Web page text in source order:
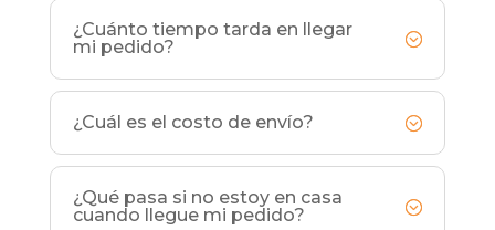
¿Cuánto tiempo tarda en llegar
mi pedido?
¿Cuál es el costo de envío?
¿Qué pasa si no estoy en casa
cuando llegue mi pedido?